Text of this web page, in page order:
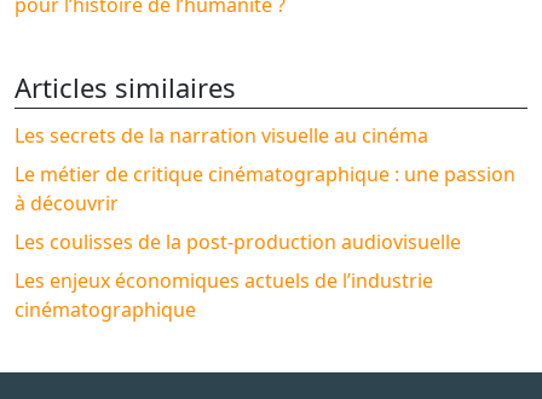
Articles similaires
Les secrets de la narration visuelle au cinéma
Le métier de critique cinématographique : une passion
à découvrir
Les coulisses de la post-production audiovisuelle
Les enjeux économiques actuels de l’industrie
cinématographique